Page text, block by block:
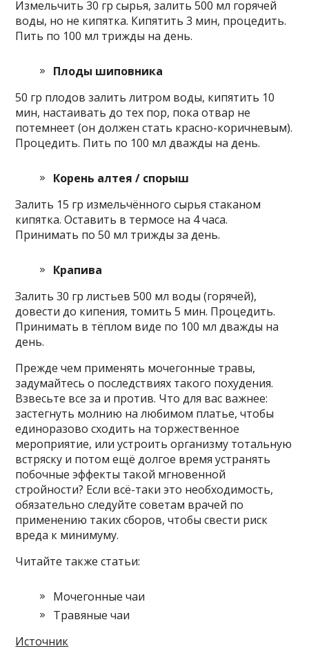
Измельчить 30 гр сырья, залить 500 мл горячей
воды, но не кипятка. Кипятить 3 мин, процедить.
Пить по 100 мл трижды на день.
Плоды шиповника
50 гр плодов залить литром воды, кипятить 10
мин, настаивать до тех пор, пока отвар не
потемнеет (он должен стать красно-коричневым).
Процедить. Пить по 100 мл дважды на день.
Корень алтея / спорыш
Залить 15 гр измельчённого сырья стаканом
кипятка. Оставить в термосе на 4 часа.
Принимать по 50 мл трижды за день.
Крапива
Залить 30 гр листьев 500 мл воды (горячей),
довести до кипения, томить 5 мин. Процедить.
Принимать в тёплом виде по 100 мл дважды на
день.
Прежде чем применять мочегонные травы,
задумайтесь о последствиях такого похудения.
Взвесьте все за и против. Что для вас важнее:
застегнуть молнию на любимом платье, чтобы
единоразово сходить на торжественное
мероприятие, или устроить организму тотальную
встряску и потом ещё долгое время устранять
побочные эффекты такой мгновенной
стройности? Если всё-таки это необходимость,
обязательно следуйте советам врачей по
применению таких сборов, чтобы свести риск
вреда к минимуму.
Читайте также статьи:
Мочегонные чаи
Травяные чаи
Источник